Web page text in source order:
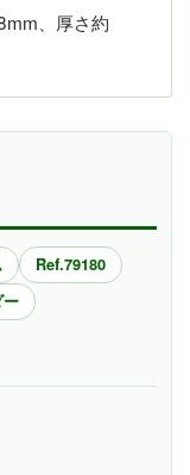
、厚さ約
Ref.79180
ー